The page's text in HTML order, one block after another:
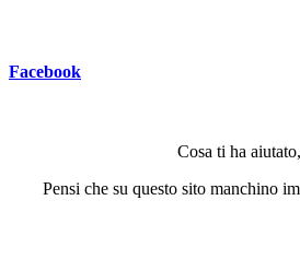
Facebook
Cosa ti ha
Pensi che su questo sito manchino